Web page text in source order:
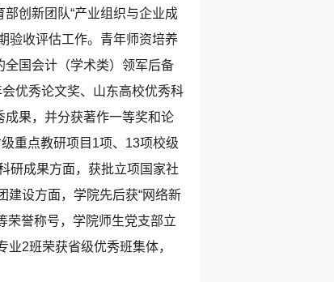
创新团队“产业组织与企业成
验收评估工作。青年师资培养
国会计（学术类）领军后备
优秀论文奖、山东高校优秀科
果，并分获著作一等奖和论
重点教研项目1项、13项校级
研成果方面，获批立项国家社
建设方面，学院先后获“网络新
荣誉称号，学院师生党支部立
2班荣获省级优秀班集体，